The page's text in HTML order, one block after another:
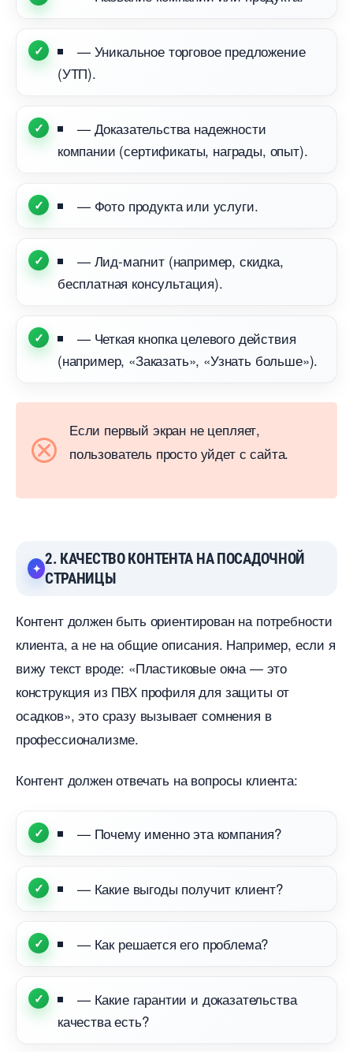
— Уникальное торговое предложение
(УТП).
— Доказательства надежности
компании (сертификаты, награды, опыт).
— Фото продукта или услуги.
— Лид-магнит (например, скидка,
есплатная консультация).
— Четкая кнопка целевого действия
(например, «Заказать», «Узнать больше»).
Если первый экран не цепляет,
пользователь просто уйдет с сайта.
2. КАЧЕСТВО КОНТЕНТА НА ПОСАДОЧНОЙ
СТРАНИЦЫ
Контент должен быть ориентирован на потребности
клиента, а не на общие описания. Например, если я
ижу текст вроде: «Пластиковые окна — это
конструкция из ПВХ профиля для защиты от
осадков», это сразу вызывает сомнения
профессионализме.
Контент должен отвечать на вопросы клиента:
— Почему именно эта компания?
— Какие выгоды получит клиент?
— Как решается его проблема?
— Какие гарантии и доказательства
качества есть?